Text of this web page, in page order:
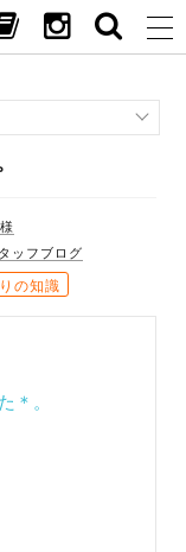
ッフブログ
の知識
＊。